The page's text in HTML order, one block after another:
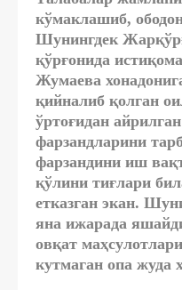
кўмаклашиб,
Шунингдек
қўрғонида
Жумаева
қийналиб қолган
ўртоғидан
фарзандларини
фарзандини иш
қўлини тиғлари
етказган экан.
яна ижарада
овқат
кутмаган опа жуда